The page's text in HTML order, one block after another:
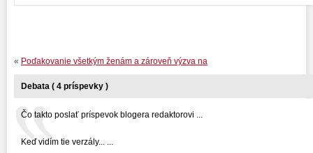
« Poďakovanie všetkým ženám a zároveň výzva na
Debata ( 4 príspevky )
Čo takto poslať príspevok blogera redaktorovi ...
Keď vidím tie verzály... ...